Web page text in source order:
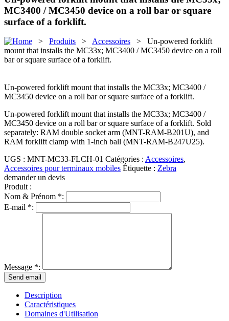
MC3400 / MC3450 device on a roll bar or square
surface of a forklift.
> Produits > Accessoires > Un-powered forklift
mount that installs the MC33x; MC3400 / MC3450 device on a roll
bar or square surface of a forklift.
Un-powered forklift mount that installs the MC33x; MC3400 /
MC3450 device on a roll bar or square surface of a forklift.
Un-powered forklift mount that installs the MC33x; MC3400 /
MC3450 device on a roll bar or square surface of a forklift. Sold
separately: RAM double socket arm (MNT-RAM-B201U), and
RAM forklift clamp with 1-inch ball (MNT-RAM-B247U25).
UGS : MNT-MC33-FLCH-01 Catégories : Accessoires,
Accessoires pour terminaux mobiles Étiquette : Zebra
demander un devis
Produit :
Nom & Prénom *:
E-mail *:
Message *:
Description
Caractéristiques
Domaines d'Utilisation